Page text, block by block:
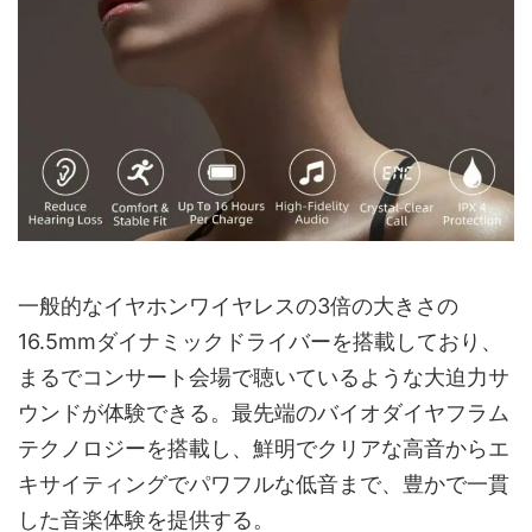
一般的なイヤホンワイヤレスの3倍の大きさの
16.5mmダイナミックドライバーを搭載しており、
まるでコンサート会場で聴いているような大迫力サ
ウンドが体験できる。最先端のバイオダイヤフラム
テクノロジーを搭載し、鮮明でクリアな高音からエ
キサイティングでパワフルな低音まで、豊かで一貫
した音楽体験を提供する。